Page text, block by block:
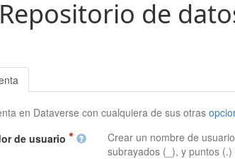
de
en Dataverse con cualquiera de sus otras
de usuario
Crear un nombre de
subrayados (_), y puntos